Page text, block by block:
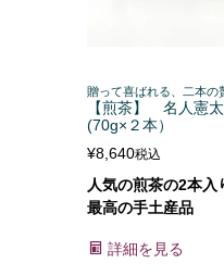
贈って喜ばれる、二本の
【煎茶】 名人憲
(70g×２本）
¥8,640税込
人気の煎茶の2本入
最高の手土産品
詳細を見る